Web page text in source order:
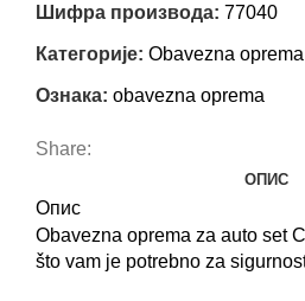
Шифра производа: 77040
Категорије: Obavezna
Ознака: obavezna oprema
Share:
ОПИС
Опис
Obavezna oprema za auto set
što vam je potrebno za